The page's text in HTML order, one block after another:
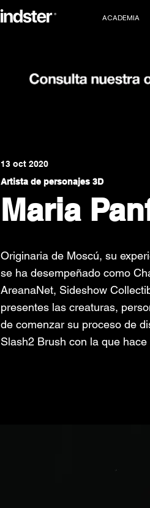
ACADEMIA
13 oct 2020
Artista de personajes 3D
Maria
Originaria de Moscú, su
se ha desempeñado como
AreanaNet, Sideshow
presentes las creaturas,
de comenzar su proceso de
Slash2 Brush con la que